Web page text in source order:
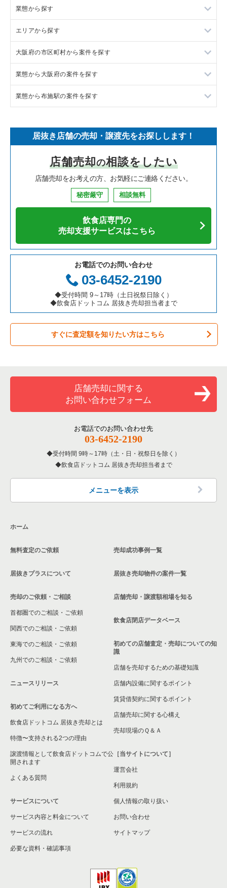
業態から探す
ラーメンの居抜き売却物件の案件一覧
フランス料理の居抜き売却物件の案件一覧
イタリア料理の居抜き売却物件の案件一覧
中華の居抜き売却物件の案件一覧
寿司の居抜き売却物件の案件一覧
焼肉の居抜き売却物件の案件一覧
鉄板焼き・お好み焼の居抜き売却物件の案件一覧
カフェの居抜き売却物件の案件一覧
テイクアウトの居抜き売却物件の案件一覧
お弁当・惣菜・デリの居抜き売却物件の案件一覧
カラオケ・パブ・スナックの居抜き売却物件の案件一覧
バーの居抜き売却物件の案件一覧
居酒屋・ダイニングバーの居抜き売却物件の案件一覧
洋食の居抜き売却物件の案件一覧
その他の居抜き売却物件の案件一覧
エリアから探す
東京23区の飲食店の居抜き売却物件の案件一覧
東京都下の飲食店の居抜き売却物件の案件一覧
千葉県の飲食店の居抜き売却物件の案件一覧
神奈川県の飲食店の居抜き売却物件の案件一覧
大阪府の飲食店の居抜き売却物件の案件一覧
兵庫県の飲食店の居抜き売却物件の案件一覧
愛知県の飲食店の居抜き売却物件の案件一覧
岐阜県の飲食店の居抜き売却物件の案件一覧
三重県の飲食店の居抜き売却物件の案件一覧
大阪府の市区町村から案件を探す
大阪市北区の飲食店の居抜き売却物件の案件一覧
大阪市中央区の飲食店の居抜き売却物件の案件一覧
堺市北区の飲食店の居抜き売却物件の案件一覧
堺市中区の飲食店の居抜き売却物件の案件一覧
大阪市西区の飲食店の居抜き売却物件の案件一覧
大阪市福島区の飲食店の居抜き売却物件の案件一覧
豊中市の飲食店の居抜き売却物件の案件一覧
大阪市都島区の飲食店の居抜き売却物件の案件一覧
大阪市阿倍野区の飲食店の居抜き売却物件の案件一覧
東大阪市の飲食店の居抜き売却物件の案件一覧
吹田市の飲食店の居抜き売却物件の案件一覧
大阪市東住吉区の飲食店の居抜き売却物件の案件一覧
門真市の飲食店の居抜き売却物件の案件一覧
大阪市天王寺区の飲食店の居抜き売却物件の案件一覧
高石市の飲食店の居抜き売却物件の案件一覧
大阪市鶴見区の飲食店の居抜き売却物件の案件一覧
大阪市浪速区の飲食店の居抜き売却物件の案件一覧
八尾市の飲食店の居抜き売却物件の案件一覧
大東市の飲食店の居抜き売却物件の案件一覧
箕面市の飲食店の居抜き売却物件の案件一覧
大阪市淀川区の飲食店の居抜き売却物件の案件一覧
大阪市東成区の飲食店の居抜き売却物件の案件一覧
大阪市城東区の飲食店の居抜き売却物件の案件一覧
大阪市旭区の飲食店の居抜き売却物件の案件一覧
和泉市の飲食店の居抜き売却物件の案件一覧
池田市の飲食店の居抜き売却物件の案件一覧
大阪市大正区の飲食店の居抜き売却物件の案件一覧
大阪市平野区の飲食店の居抜き売却物件の案件一覧
業態から大阪府の案件を探す
大阪府のラーメンの居抜き売却物件の案件一覧
大阪府のイタリア料理の居抜き売却物件の案件一覧
大阪府の中華の居抜き売却物件の案件一覧
大阪府のそば・うどんの居抜き売却物件の案件一覧
大阪府の焼肉の居抜き売却物件の案件一覧
大阪府の鉄板焼き・お好み焼の居抜き売却物件の案件一覧
大阪府のアジア料理の居抜き売却物件の案件一覧
大阪府のカフェの居抜き売却物件の案件一覧
大阪府のテイクアウトの居抜き売却物件の案件一覧
大阪府のお弁当・惣菜・デリの居抜き売却物件の案件一覧
大阪府のバーの居抜き売却物件の案件一覧
大阪府の居酒屋・ダイニングバーの居抜き売却物件の案件一覧
大阪府の和食の居抜き売却物件の案件一覧
大阪府の洋食の居抜き売却物件の案件一覧
大阪府のその他の居抜き売却物件の案件一覧
業態から布施駅の案件を探す
布施駅のイタリア料理の居抜き売却物件の案件一覧
布施駅の焼肉の居抜き売却物件の案件一覧
布施駅の居酒屋・ダイニングバーの居抜き売却物件の案件一覧
布施駅の洋食の居抜き売却物件の案件一覧
布施駅のその他の居抜き売却物件の案件一覧
居抜き店舗の売却・譲渡先をお探しします！
店舗売却の相談をしたい
店舗売却をお考えの方、お気軽にご連絡ください。
秘密厳守 相談無料
飲食店専門の
売却支援サービスはこちら
お電話でのお問い合わせ
03-6452-2190
◆受付時間 9～17時（土日祝祭日除く）
◆飲食店ドットコム 居抜き売却担当者まで
すぐに査定額を知りたい方はこちら
店舗売却に関する
お問い合わせフォーム
お電話でのお問い合わせ先
03-6452-2190
受付時間 9時～17時（土・日・祝祭日を除く）
飲食店ドットコム 居抜き売却担当者まで
メニューを表示
ホーム
無料査定のご依頼
居抜きプラスについて
売却のご依頼・ご相談
首都圏でのご相談・ご依頼
関西でのご相談・ご依頼
東海でのご相談・ご依頼
九州でのご相談・ご依頼
ニュースリリース
初めてご利用になる方へ
飲食店ドットコム 居抜き売却とは
特徴〜支持される2つの理由
譲渡情報として飲食店ドットコムで公
開されます
よくある質問
サービスについて
サービス内容と料金について
サービスの流れ
必要な資料・確認事項
売却成功事例一覧
居抜き売却物件の案件一覧
店舗売却・譲渡額相場を知る
飲食店閉店データベース
初めての店舗査定・売却についての知
識
店舗を売却するための基礎知識
店舗内設備に関するポイント
賃貸借契約に関するポイント
店舗売却に関する心構え
売却現場のＱ＆Ａ
［当サイトについて］
運営会社
利用規約
個人情報の取り扱い
お問い合わせ
サイトマップ